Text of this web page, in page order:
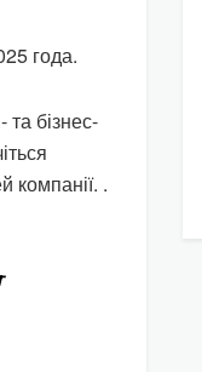
года.
бізнес-
компанії. .